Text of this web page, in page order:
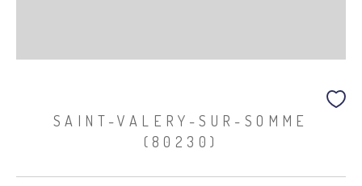
SAINT-VALERY-SUR-SOMME
(80230)